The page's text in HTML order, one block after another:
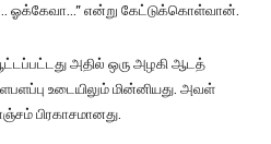
ஓக்கேவா…” என்று கேட்டுக்கொள்வான்.
அதில் ஒரு அழகி ஆடத்
உடையிலும் மின்னியது. அவள்
பிரகாசமானது.